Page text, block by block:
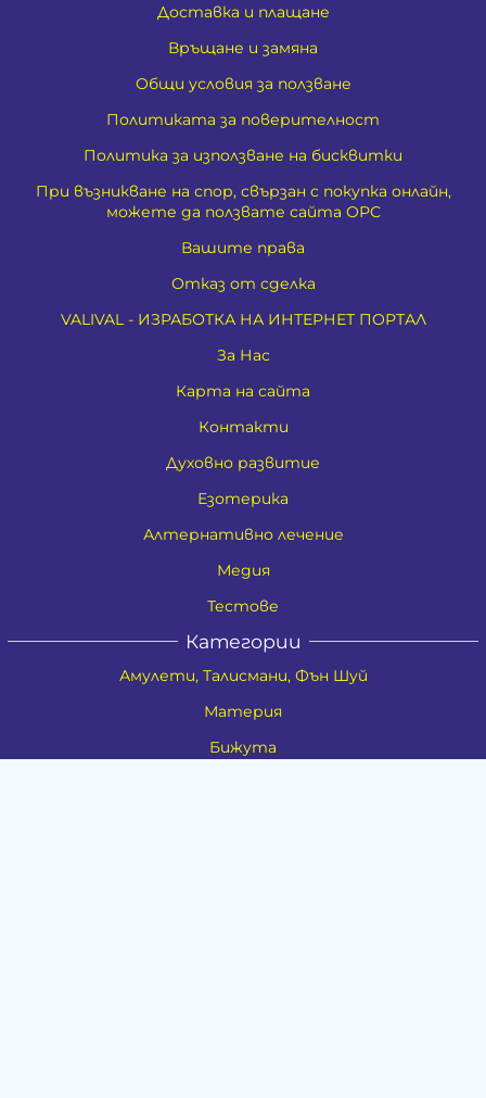
Доставка и плащане
Връщане и замяна
Общи условия за ползване
Политиката за поверителност
Политика за използване на бисквитки
При възникване на спор, свързан с покупка онлайн,
можете да ползвате сайта ОРС
Вашите права
Отказ от сделка
VALIVAL - ИЗРАБОТКА НА ИНТЕРНЕТ ПОРТАЛ
За Нас
Карта на сайта
Контакти
Духовно развитие
Езотерика
Алтернативно лечение
Медия
Тестове
Категории
Амулети, Талисмани, Фън Шуй
Материя
Бижута